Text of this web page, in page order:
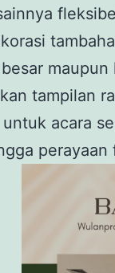
tampilan
acara
perayaan